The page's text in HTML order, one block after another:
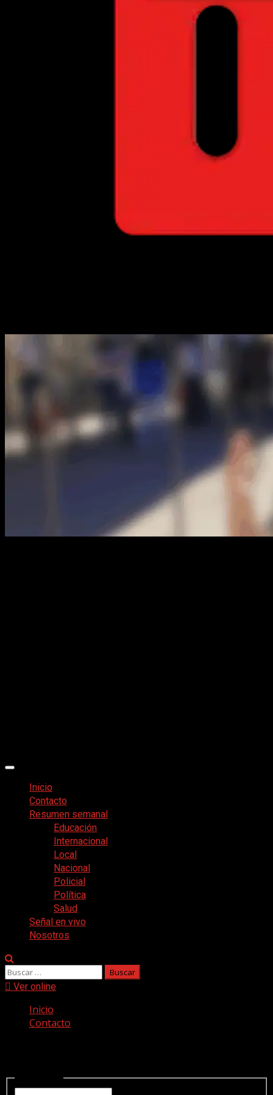
Menú
principalInicio
Contacto
Resumen semanal
Educación
Internacional
Local
Nacional
Policial
Política
Salud
Señal en vivo
Nosotros
Buscar:
Ver online
Inicio
Contacto